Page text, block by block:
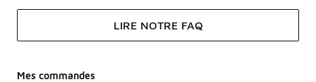
LIRE NOTRE FAQ
Mes commandes